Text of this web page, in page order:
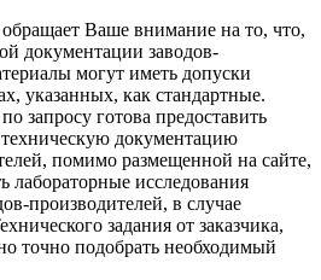
Ваше внимание на то, что,
документации заводов-
могут иметь допуски
указанных, как стандартные.
запросу готова предоставить
документацию
помимо размещенной на сайте,
лабораторные исследования
производителей, в случае
задания от заказчика,
точно подобрать необходимый